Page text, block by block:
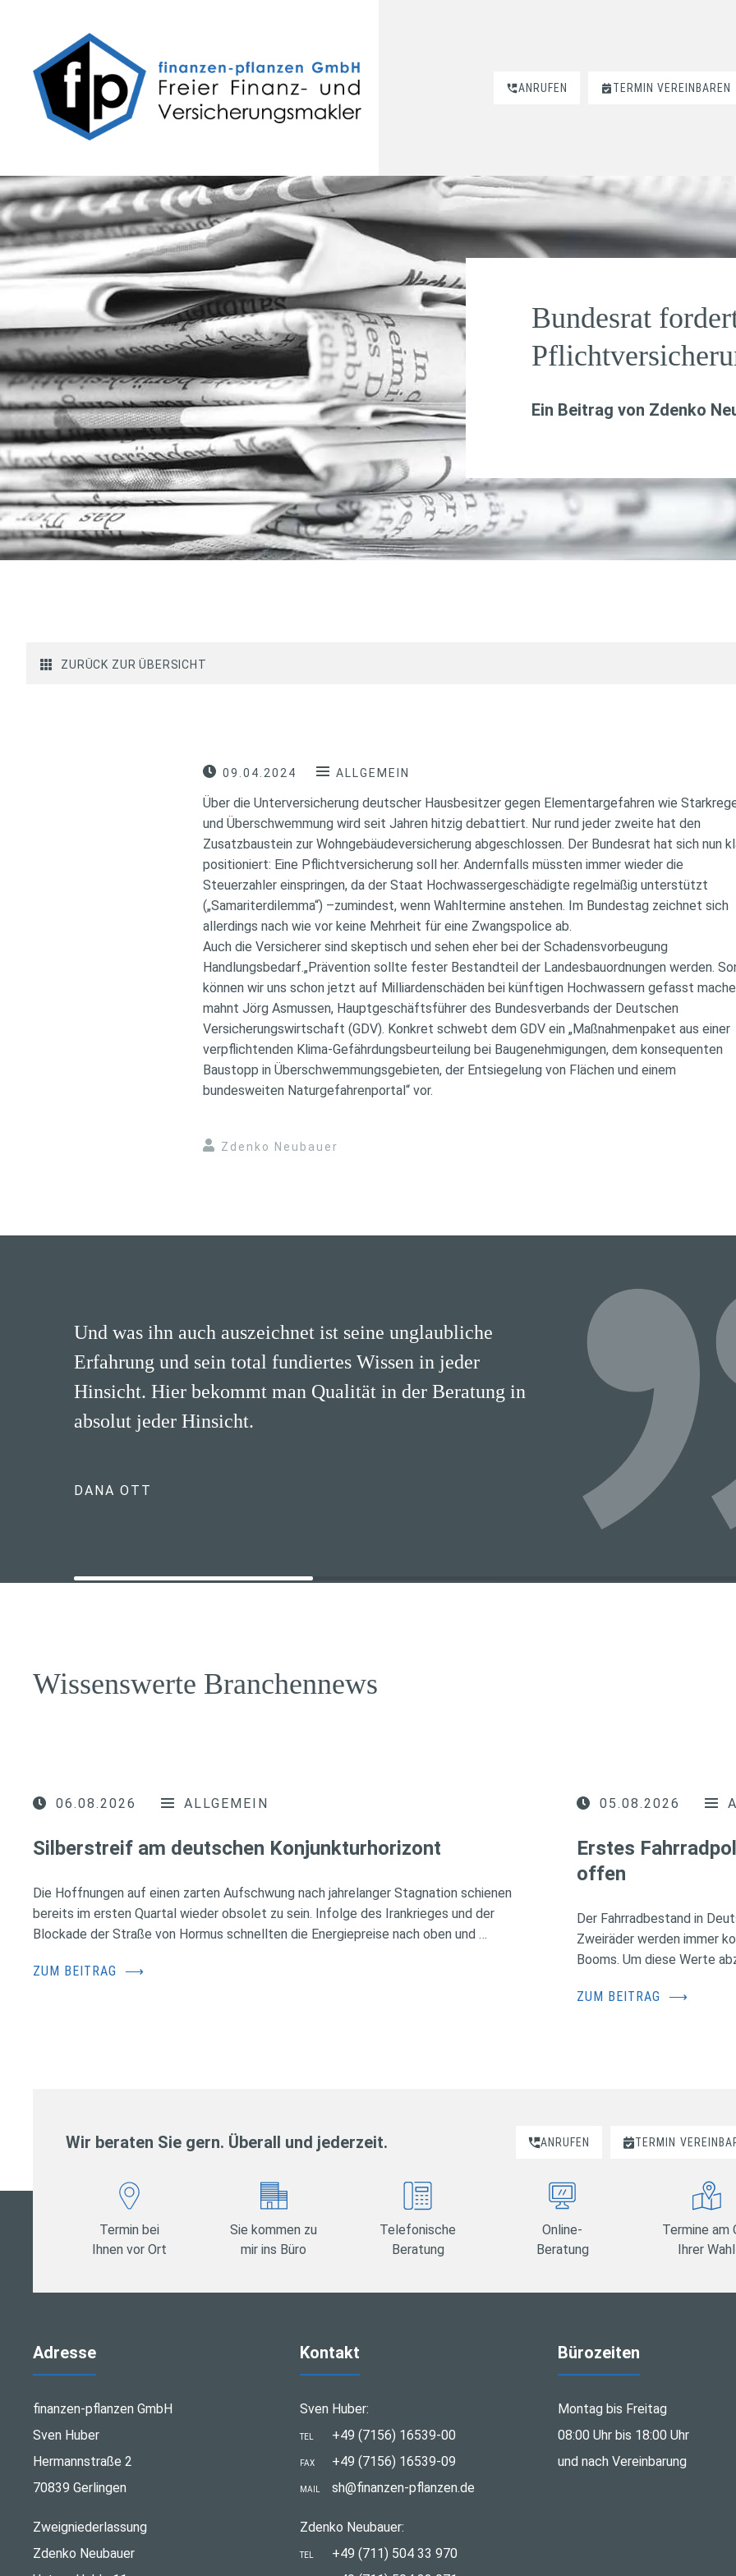
ANRUFEN TERMIN VEREINBAREN
Bundesrat
Ein Beitrag von Zdenko
ZURÜCK ZUR ÜBERSICHT
09.04.2024 ALLGEMEIN
Über die Unterversicherung deutscher Hausbesitzer gegen Elementargefahren wie
und Überschwemmung wird seit Jahren hitzig debattiert. Nur rund jeder zweite hat den
Zusatzbaustein zur Wohngebäudeversicherung abgeschlossen. Der Bundesrat hat sich nun
positioniert: Eine Pflichtversicherung soll her. Andernfalls müssten immer wieder die
Steuerzahler einspringen, da der Staat Hochwassergeschädigte regelmäßig unterstützt
(„Samariterdilemma“) –zumindest, wenn Wahltermine anstehen. Im Bundestag zeichnet sich
allerdings nach wie vor keine Mehrheit für eine Zwangspolice ab.
Auch die Versicherer sind skeptisch und sehen eher bei der Schadensvorbeugung
Handlungsbedarf.„Prävention sollte fester Bestandteil der Landesbauordnungen werden.
können wir uns schon jetzt auf Milliardenschäden bei künftigen Hochwassern gefasst
mahnt Jörg Asmussen, Hauptgeschäftsführer des Bundesverbands der Deutschen
Versicherungswirtschaft (GDV). Konkret schwebt dem GDV ein „Maßnahmenpaket aus einer
verpflichtenden Klima-Gefährdungsbeurteilung bei Baugenehmigungen, dem konsequenten
Baustopp in Überschwemmungsgebieten, der Entsiegelung von Flächen und einem
bundesweiten Naturgefahrenportal“ vor.
Zdenko Neubauer
Und was ihn auch auszeichnet ist seine unglaubliche
Erfahrung und sein total fundiertes Wissen in jeder
Hinsicht. Hier bekommt man Qualität in der Beratung in
absolut jeder Hinsicht.
DANA OTT
Wissenswerte Branchennews
06.08.2026 ALLGEMEIN
Silberstreif am deutschen Konjunkturhorizont
Die Hoffnungen auf einen zarten Aufschwung nach jahrelanger Stagnation schienen
bereits im ersten Quartal wieder obsolet zu sein. Infolge des Irankrieges und der
Blockade der Straße von Hormus schnellten die Energiepreise nach oben und …
ZUM BEITRAG ⟶
05.08.2026
Erstes
offen
Der Fahrradbestand in
Zweiräder werden immer
Booms. Um diese Werte
ZUM BEITRAG ⟶
Wir beraten Sie gern. Überall und jederzeit. ANRUFEN TERMIN
Termin bei
Ihnen vor Ort
Sie kommen zu
mir ins Büro
Telefonische
Beratung
Online-
Beratung
Termine am
Ihrer Wahl
Adresse
finanzen-pflanzen GmbH
Sven Huber
Hermannstraße 2
70839 Gerlingen
Zweigniederlassung
Zdenko Neubauer
Kontakt
Sven Huber:
TEL +49 (7156) 16539-00
FAX +49 (7156) 16539-09
MAIL sh@finanzen-pflanzen.de
Zdenko Neubauer:
TEL
+49 (711) 504 33 970
Bürozeiten
Montag bis Freitag
08:00 Uhr bis 18:00 Uhr
und nach Vereinbarung